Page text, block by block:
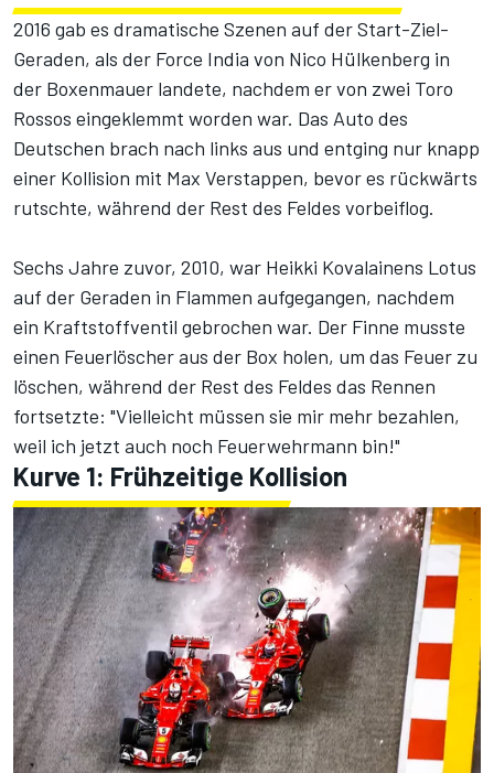
2016 gab es dramatische Szenen auf der Start-Ziel-
Geraden, als der Force India von Nico Hülkenberg in
der Boxenmauer landete, nachdem er von zwei Toro
Rossos eingeklemmt worden war. Das Auto des
Deutschen brach nach links aus und entging nur knapp
einer Kollision mit Max Verstappen, bevor es rückwärts
rutschte, während der Rest des Feldes vorbeiflog.
Sechs Jahre zuvor, 2010, war Heikki Kovalainens Lotus
auf der Geraden in Flammen aufgegangen, nachdem
ein Kraftstoffventil gebrochen war. Der Finne musste
einen Feuerlöscher aus der Box holen, um das Feuer zu
löschen, während der Rest des Feldes das Rennen
fortsetzte: "Vielleicht müssen sie mir mehr bezahlen,
weil ich jetzt auch noch Feuerwehrmann bin!"
Kurve 1: Frühzeitige Kollision